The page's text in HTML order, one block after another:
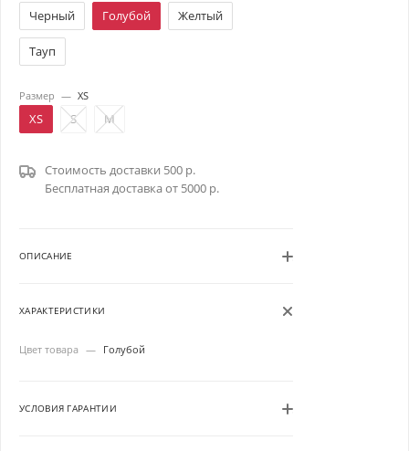
Черный Голубой Желтый
Тауп
Размер — XS
XS S M
Стоимость доставки 500 р.
Бесплатная доставка от 5000 р.
ОПИСАНИЕ
ХАРАКТЕРИСТИКИ
Цвет товара — Голубой
УСЛОВИЯ ГАРАНТИИ